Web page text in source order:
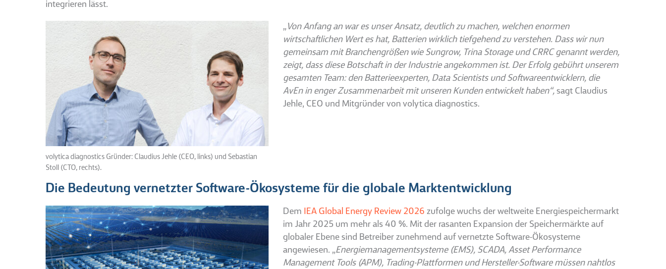
integrieren lässt.
volytica diagnostics Gründer: Claudius Jehle (CEO, links) und Sebastian
Stoll (CTO, rechts).
„Von Anfang an war es unser Ansatz, deutlich zu machen, welchen enormen
wirtschaftlichen Wert es hat, Batterien wirklich tiefgehend zu verstehen. Dass wir nun
gemeinsam mit Branchengrößen wie Sungrow, Trina Storage und CRRC genannt werden,
zeigt, dass diese Botschaft in der Industrie angekommen ist. Der Erfolg gebührt unserem
gesamten Team: den Batterieexperten, Data Scientists und Softwareentwicklern, die
AvEn in enger Zusammenarbeit mit unseren Kunden entwickelt haben“, sagt Claudius
Jehle, CEO und Mitgründer von volytica diagnostics.
Die Bedeutung vernetzter Software-Ökosysteme für die globale Marktentwicklung
Dem IEA Global Energy Review 2026 zufolge wuchs der weltweite Energiespeichermarkt
im Jahr 2025 um mehr als 40 %. Mit der rasanten Expansion der Speichermärkte auf
globaler Ebene sind Betreiber zunehmend auf vernetzte Software-Ökosysteme
angewiesen. „Energiemanagementsysteme (EMS), SCADA, Asset Performance
Management Tools (APM), Trading-Plattformen und Hersteller-Software müssen nahtlos